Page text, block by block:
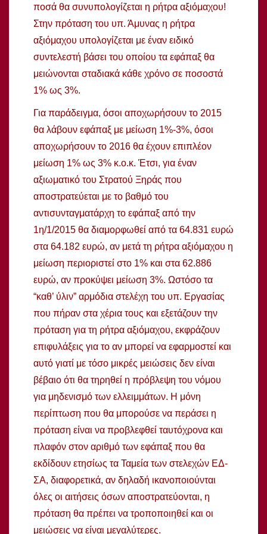
ποσά θα συνυπολογίζεται η ρήτρα αξιόμαχου!
Στην πρόταση του υπ. Άμυνας η ρήτρα
αξιόμαχου υπολογίζεται με έναν ειδικό
συντελεστή βάσει του οποίου τα εφάπαξ θα
μειώνονται σταδιακά κάθε χρόνο σε ποσοστά
1% ως 3%.
Για παράδειγμα, όσοι αποχωρήσουν το 2015
θα λάβουν εφάπαξ με μείωση 1%-3%, όσοι
αποχωρήσουν το 2016 θα έχουν επιπλέον
μείωση 1% ως 3% κ.ο.κ. Έτσι, για έναν
αξιωματικό του Στρατού Ξηράς που
αποστρατεύεται με το βαθμό του
αντισυνταγματάρχη το εφάπαξ από την
1η/1/2015 θα διαμορφωθεί από τα 64.831 ευρώ
στα 64.182 ευρώ, αν μετά τη ρήτρα αξιόμαχου η
μείωση περιοριστεί στο 1% και στα 62.886
ευρώ, αν προκύψει μείωση 3%. Ωστόσο τα
“καθ’ ύλιν” αρμόδια στελέχη του υπ. Εργασίας
που πήραν στα χέρια τους και εξετάζουν την
πρόταση για τη ρήτρα αξιόμαχου, εκφράζουν
επιφυλάξεις για το αν μπορεί να εφαρμοστεί και
αυτό γιατί με τόσο μικρές μειώσεις δεν είναι
βέβαιο ότι θα τηρηθεί η πρόβλεψη του νόμου
για μηδενισμό των ελλειμμάτων. Η μόνη
περίπτωση που θα μπορούσε να περάσει η
πρόταση είναι να προβλεφθεί ταυτόχρονα και
πλαφόν στον αριθμό των εφάπαξ που θα
εκδίδουν ετησίως τα Ταμεία των στελεχών ΕΔ-
ΣΑ, διαφορετικά, αν δηλαδή ικανοποιούνται
όλες οι αιτήσεις όσων αποστρατεύονται, η
πρόταση θα πρέπει να τροποποιηθεί και οι
μειώσεις να είναι μεγαλύτερες.